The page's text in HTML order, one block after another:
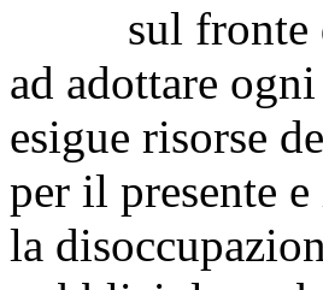
sul fronte del
ad adottare
esigue risorse
per il presente
la